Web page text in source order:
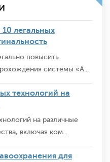
легальных
повысить
системы «А...
технологий на
на различные
включая ком...
для